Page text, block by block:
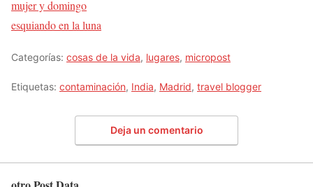
mujer y domingo
esquiando en la luna
Categorías: cosas de la vida, lugares, micropost
Etiquetas: contaminación, India, Madrid, travel blogger
Deja un comentario